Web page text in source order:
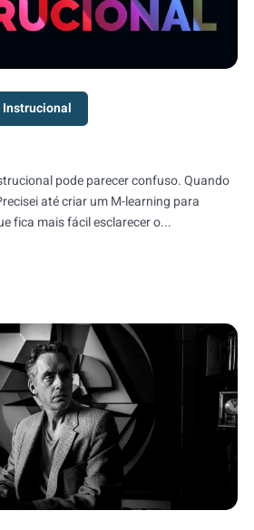
Instrucional
pode parecer confuso. Quando
até criar um M-learning para
fica mais fácil esclarecer o...